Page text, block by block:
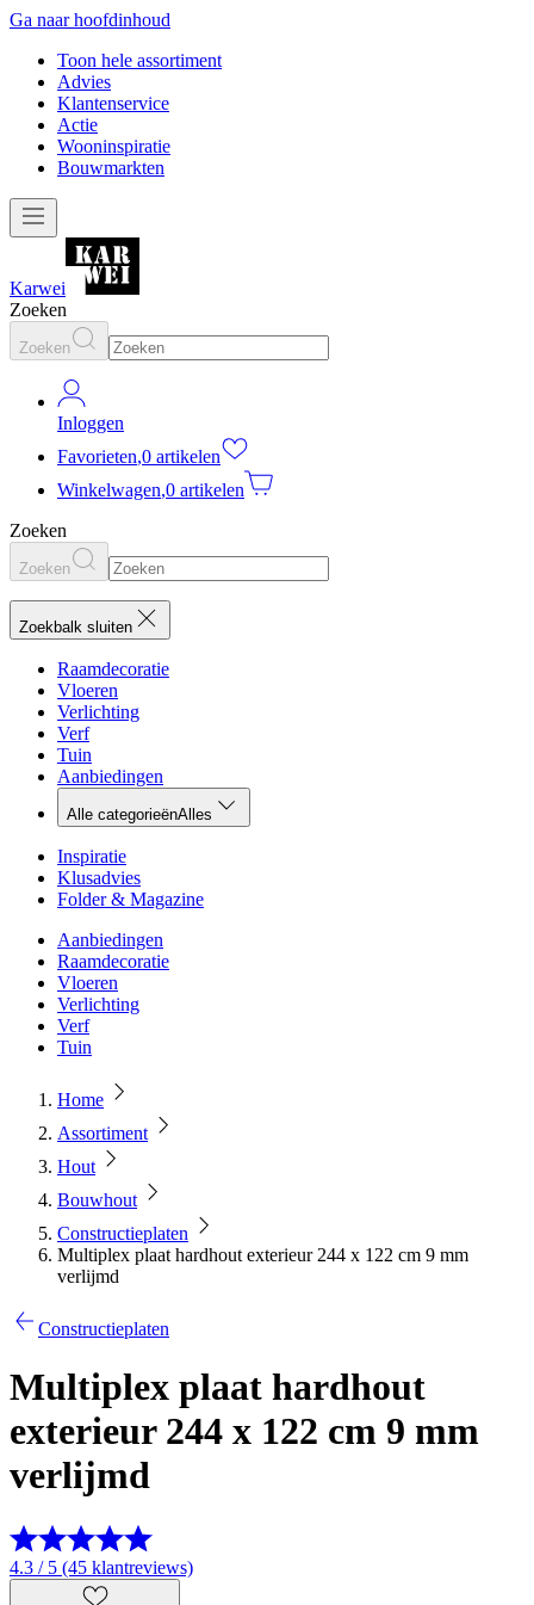
Ga naar hoofdinhoud
Toon hele assortiment
Advies
Klantenservice
Actie
Wooninspiratie
Bouwmarkten
Karwei
Zoeken
Zoeken
Inloggen
Favorieten,0 artikelen
Winkelwagen,0 artikelen
Zoeken
Zoeken
Zoekbalk sluiten
Raamdecoratie
Vloeren
Verlichting
Verf
Tuin
Aanbiedingen
Alle categorieënAlles
Inspiratie
Klusadvies
Folder & Magazine
Aanbiedingen
Raamdecoratie
Vloeren
Verlichting
Verf
Tuin
Home
Assortiment
Hout
Bouwhout
Constructieplaten
Multiplex plaat hardhout exterieur 244 x 122 cm 9 mm
verlijmd
Constructieplaten
Multiplex plaat hardhout
exterieur 244 x 122 cm 9 mm
verlijmd
4.3 / 5 (45 klantreviews)